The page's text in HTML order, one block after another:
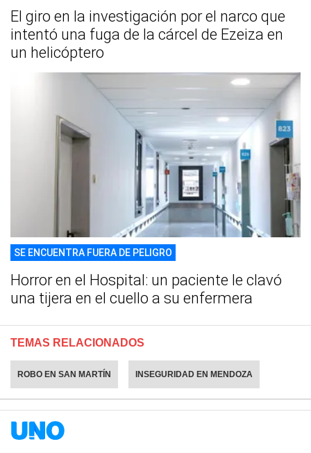
El giro en la investigación por el narco que
intentó una fuga de la cárcel de Ezeiza en
un helicóptero
SE ENCUENTRA FUERA DE PELIGRO
Horror en el Hospital: un paciente le clavó
una tijera en el cuello a su enfermera
TEMAS RELACIONADOS
ROBO EN SAN MARTÍN INSEGURIDAD EN MENDOZA